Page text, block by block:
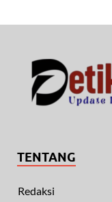
TENTANG
Redaksi